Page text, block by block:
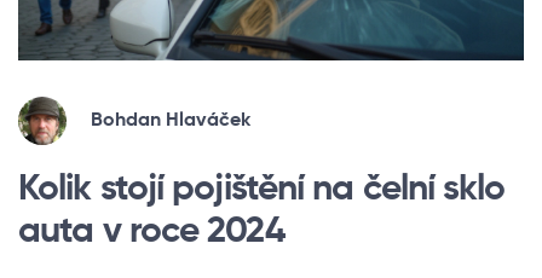
Bohdan Hlaváček
Kolik stojí pojištění na čelní sklo
auta v roce 2024